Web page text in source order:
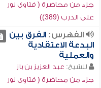
جزء من محاضرة ( فتاوى نور
على الدرب (389))
الفهرس:الفرق بين
البدعة الاعتقادية
والعملية
للشيخ: عبد العزيز بن باز
جزء من محاضرة ( فتاوى نور